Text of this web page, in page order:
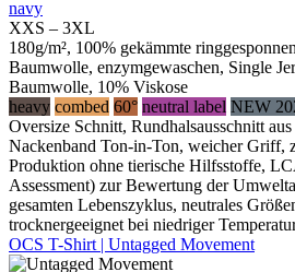
navy
XXS – 3XL
180g/m², 100% gekämmte
Baumwolle, enzymgewaschen, Single
Baumwolle, 10% Viskose
heavy combed 60° neutral label NEW
Oversize Schnitt, Rundhalsausschnitt
Nackenband Ton-in-Ton, weicher Griff,
Produktion ohne tierische Hilfsstoffe,
Assessment) zur Bewertung der
gesamten Lebenszyklus, neutrales
trocknergeeignet bei niedriger
OCS T-Shirt | Untagged Movement